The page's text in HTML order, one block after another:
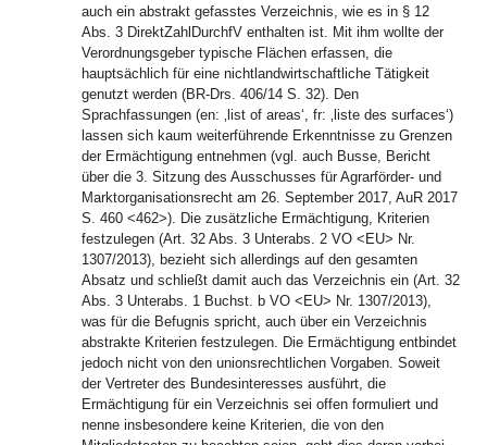
auch ein abstrakt gefasstes Verzeichnis, wie es in § 12
Abs. 3 DirektZahlDurchfV enthalten ist. Mit ihm wollte der
Verordnungsgeber typische Flächen erfassen, die
hauptsächlich für eine nichtlandwirtschaftliche Tätigkeit
genutzt werden (BR-Drs. 406/14 S. 32). Den
Sprachfassungen (en: ‚list of areas‘, fr: ‚liste des surfaces‘)
lassen sich kaum weiterführende Erkenntnisse zu Grenzen
der Ermächtigung entnehmen (vgl. auch Busse, Bericht
über die 3. Sitzung des Ausschusses für Agrarförder- und
Marktorganisationsrecht am 26. September 2017, AuR 2017
S. 460 <462>). Die zusätzliche Ermächtigung, Kriterien
festzulegen (Art. 32 Abs. 3 Unterabs. 2 VO <EU> Nr.
1307/2013), bezieht sich allerdings auf den gesamten
Absatz und schließt damit auch das Verzeichnis ein (Art. 32
Abs. 3 Unterabs. 1 Buchst. b VO <EU> Nr. 1307/2013),
was für die Befugnis spricht, auch über ein Verzeichnis
abstrakte Kriterien festzulegen. Die Ermächtigung entbindet
jedoch nicht von den unionsrechtlichen Vorgaben. Soweit
der Vertreter des Bundesinteresses ausführt, die
Ermächtigung für ein Verzeichnis sei offen formuliert und
nenne insbesondere keine Kriterien, die von den